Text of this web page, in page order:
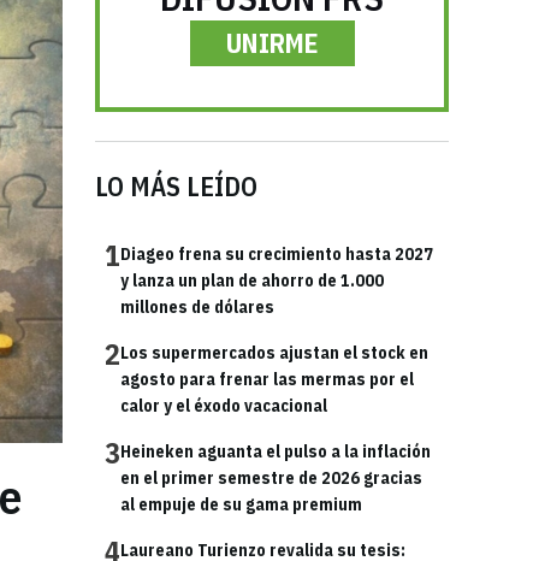
UNIRME
LO MÁS LEÍDO
1Diageo frena su crecimiento hasta 2027
y lanza un plan de ahorro de 1.000
millones de dólares
2Los supermercados ajustan el stock en
agosto para frenar las mermas por el
calor y el éxodo vacacional
3Heineken aguanta el pulso a la inflación
en el primer semestre de 2026 gracias
al empuje de su gama premium
4Laureano Turienzo revalida su tesis: